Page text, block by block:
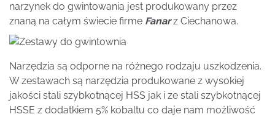
narzynek do gwintowania jest produkowany przez
znaną na całym świecie firme Fanarz Ciechanowa.
Narzędzia są odporne na różnego rodzaju uszkodzenia.
W zestawach są narzędzia produkowane z wysokiej
jakości stali szybkotnącej HSS jak i ze stali szybkotnącej
HSSE z dodatkiem 5% kobaltu co daje nam możliwość